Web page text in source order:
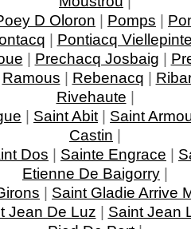
D Oloron | Pomps |
| Pontiacq
| Prechacq Josbaig |
Ramous | Rebenacq |
Rivehaute |
| Saint Abit | Saint
Castin |
Dos | Sainte Engrace |
Etienne De Baigorry |
| Saint Gladie Arrive
Jean De Luz | Saint Jean